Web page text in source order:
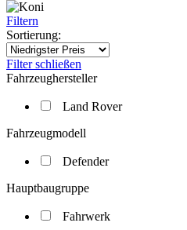
Filtern
Sortierung:
Filter schließen
Fahrzeughersteller
Land Rover
Fahrzeugmodell
Defender
Hauptbaugruppe
Fahrwerk